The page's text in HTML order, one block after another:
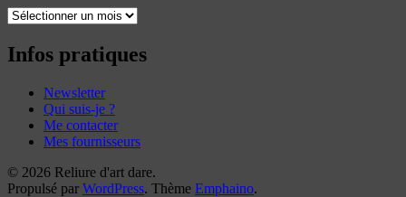
Toutes
reliures
Infos pratiques
Newsletter
Qui suis-je ?
Me contacter
Mes fournisseurs
© 2026 Reliure d'art dare.
Propulsé par WordPress. Thème Emphaino.